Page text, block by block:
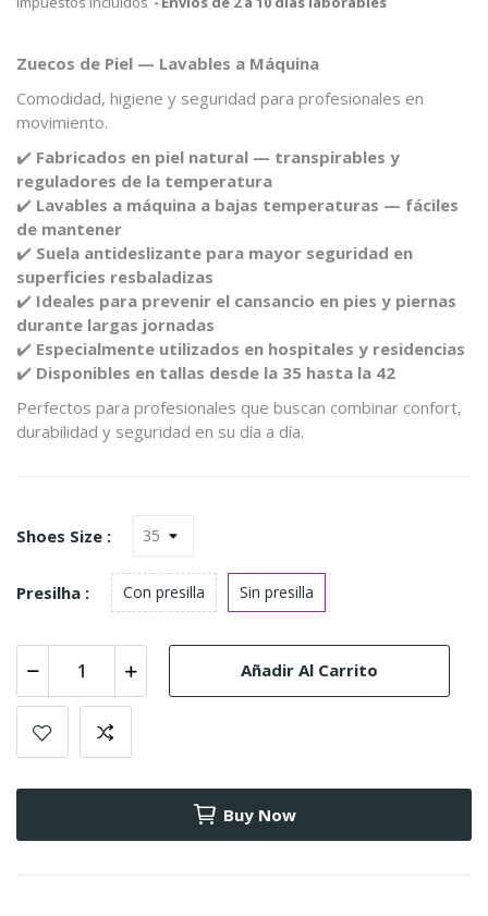
Zuecos de Piel — Lavables a Máquina
Comodidad, higiene y seguridad para profesionales en
movimiento.
✔️ Fabricados en piel natural — transpirables y
reguladores de la temperatura
✔️ Lavables a máquina a bajas temperaturas — fáciles
de mantener
✔️ Suela antideslizante para mayor seguridad en
superficies resbaladizas
✔️ Ideales para prevenir el cansancio en pies y piernas
durante largas jornadas
✔️ Especialmente utilizados en hospitales y residencias
✔️ Disponibles en tallas desde la 35 hasta la 42
Perfectos para profesionales que buscan combinar confort,
durabilidad y seguridad en su día a día.
Shoes Size :
Presilha : Con presilla Sin presilla
Añadir Al Carrito
Buy Now